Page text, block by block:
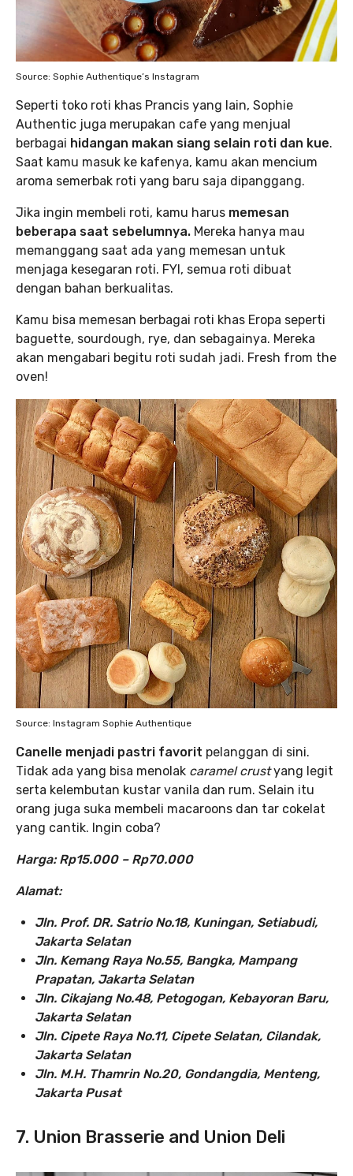
Source: Sophie Authentique’s Instagram
Seperti toko roti khas Prancis yang lain, Sophie
Authentic juga merupakan cafe yang menjual
berbagai hidangan makan siang selain roti dan kue.
Saat kamu masuk ke kafenya, kamu akan mencium
aroma semerbak roti yang baru saja dipanggang.
Jika ingin membeli roti, kamu harus memesan
beberapa saat sebelumnya. Mereka hanya mau
memanggang saat ada yang memesan untuk
menjaga kesegaran roti. FYI, semua roti dibuat
dengan bahan berkualitas.
Kamu bisa memesan berbagai roti khas Eropa seperti
baguette, sourdough, rye, dan sebagainya. Mereka
akan mengabari begitu roti sudah jadi. Fresh from the
oven!
Source: Instagram Sophie Authentique
Canelle menjadi pastri favorit pelanggan di sini.
Tidak ada yang bisa menolak caramel crustyang legit
serta kelembutan kustar vanila dan rum. Selain itu
orang juga suka membeli macaroons dan tar cokelat
yang cantik. Ingin coba?
Harga: Rp15.000 – Rp70.000
Alamat:
Jln. Prof. DR. Satrio No.18, Kuningan, Setiabudi,
Jakarta Selatan
Jln. Kemang Raya No.55, Bangka, Mampang
Prapatan, Jakarta Selatan
Jln. Cikajang No.48, Petogogan, Kebayoran Baru,
Jakarta Selatan
Jln. Cipete Raya No.11, Cipete Selatan, Cilandak,
Jakarta Selatan
Jln. M.H. Thamrin No.20, Gondangdia, Menteng,
Jakarta Pusat
7. Union Brasserie and Union Deli